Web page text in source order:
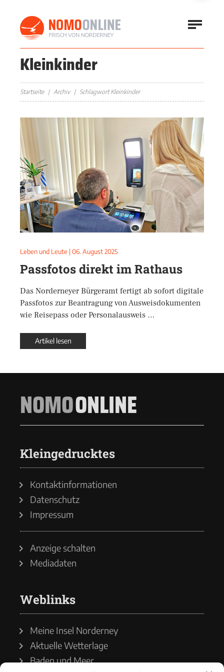
Kleinkinder
Startseite Archiv Schlagwort Kleinkinder
Leben und Leute | 06. August 2025
Passfotos direkt im Rathaus
Das Norderneyer Bürgeramt fertigt ab sofort digitale
Passfotos zur Beantragung von Ausweisdokumenten
wie Reisepass oder Personalausweis …
Artikel lesen
NOMOONLINE
Kleingedrucktes
Kontaktinformationen
Datenschutz
Impressum
Anzeige schalten
Mediadaten
Weblinks
Meine Insel Norderney
Aktuelle Wetterlage
Baden und Meer